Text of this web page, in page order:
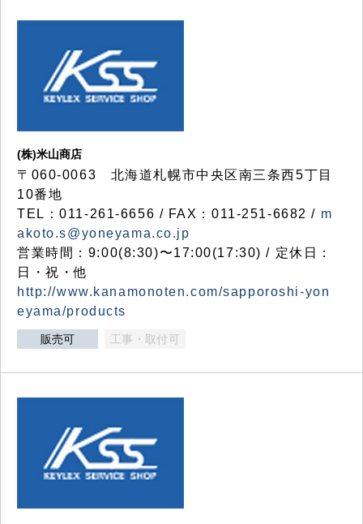
(株)米山商店
〒060-0063 北海道札幌市中央区南三条西5丁目
10番地
TEL：011-261-6656 / FAX：011-251-6682 / m
akoto.s@yoneyama.co.jp
営業時間：9:00(8:30)〜17:00(17:30) / 定休日：
日・祝・他
http://www.kanamonoten.com/sapporoshi-yon
eyama/products
販売可 工事・取付可